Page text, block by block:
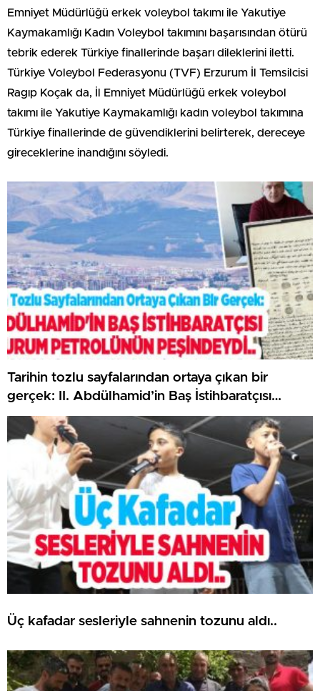
Emniyet Müdürlüğü erkek voleybol takımı ile Yakutiye
Kaymakamlığı Kadın Voleybol takımını başarısından ötürü
tebrik ederek Türkiye finallerinde başarı dileklerini iletti.
Türkiye Voleybol Federasyonu (TVF) Erzurum İl Temsilcisi
Ragıp Koçak da, İl Emniyet Müdürlüğü erkek voleybol
takımı ile Yakutiye Kaymakamlığı kadın voleybol takımına
Türkiye finallerinde de güvendiklerini belirterek, dereceye
gireceklerine inandığını söyledi.
Tarihin tozlu sayfalarından ortaya çıkan bir
gerçek: II. Abdülhamid’in Baş İstihbaratçısı
Erzurum petrolünün peşindeydi..
Üç kafadar sesleriyle sahnenin tozunu aldı..